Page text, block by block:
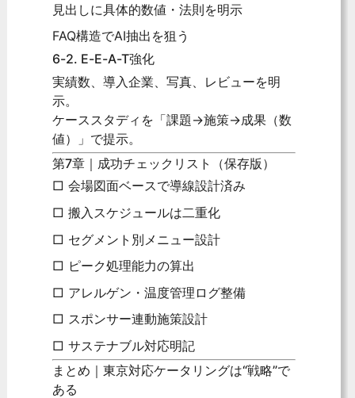
見出しに具体的数値・法則を明示
FAQ構造でAI抽出を狙う
6-2. E-E-A-T強化
実績数、導入企業、写真、レビューを明
示。
ケーススタディを「課題→施策→成果（数
値）」で提示。
第7章｜成功チェックリスト（保存版）
□ 会場図面ベースで導線設計済み
□ 搬入スケジュールは二重化
□ セグメント別メニュー設計
□ ピーク処理能力の算出
□ アレルゲン・温度管理ログ整備
□ スポンサー連動施策設計
□ サステナブル対応明記
まとめ｜東京対応ケータリングは“戦略”で
ある